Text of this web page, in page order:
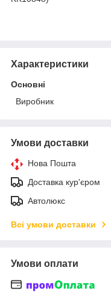
Характеристики
Основні
Виробник
Умови доставки
Нова Пошта
Доставка кур'єром
Автолюкс
Всі умови доставки
Умови оплати